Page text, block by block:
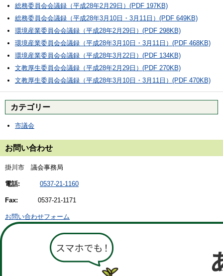
総務委員会会議録（平成28年2月29日）(PDF 197KB)
総務委員会会議録（平成28年3月10日・3月11日）(PDF 649KB)
環境産業委員会会議録（平成28年2月29日）(PDF 298KB)
環境産業委員会会議録（平成28年3月10日・3月11日）(PDF 468KB)
環境産業委員会会議録（平成28年3月22日）(PDF 134KB)
文教厚生委員会会議録（平成28年2月29日）(PDF 270KB)
文教厚生委員会会議録（平成28年3月10日・3月11日）(PDF 470KB)
カテゴリー
市議会
お問い合わせ
掛川市 議会事務局
電話: 0537-21-1160
Fax: 0537-21-1171
お問い合わせフォーム